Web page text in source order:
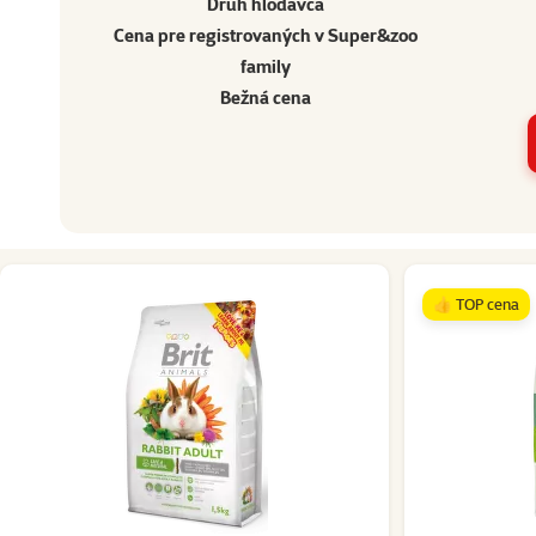
Druh hlodavca
Cena pre registrovaných vSuper&zoo
family
Bežná cena
👍 TOP cena